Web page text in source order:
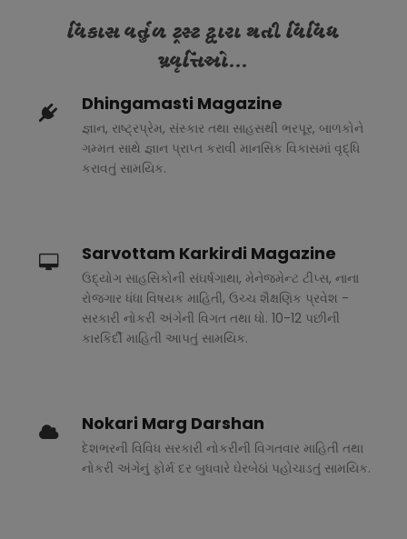
વિકાસ વર્તુળ ટ્રસ્ટ દ્વારા થતી વિવિધ
પ્રવૃત્તિઓ...
Dhingamasti Magazine
જ્ઞાન, રાષ્ટ્રપ્રેમ, સંસ્કાર તથા સાહસથી ભરપૂર, બાળકોને
ગમ્મત સાથે જ્ઞાન પ્રાપ્ત કરાવી માનસિક વિકાસમાં વૃદ્ધિ
કરાવતું સામયિક.
Sarvottam Karkirdi Magazine
ઉદ્યોગ સાહસિકોની સંઘર્ષગાથા, મેનેજમેન્ટ ટીપ્સ, નાના
રોજગાર ધંધા વિષયક માહિતી, ઉચ્ચ શૈક્ષણિક પ્રવેશ -
સરકારી નોકરી અંગેની વિગત તથા ધો. 10-12 પછીની
કારકિર્દી માહિતી આપતું સામયિક.
Nokari Marg Darshan
દેશભરની વિવિધ સરકારી નોકરીની વિગતવાર માહિતી તથા
નોકરી અંગેનું ફોર્મ દર બુધવારે ઘેરબેઠાં પહોચાડતું સામયિક.